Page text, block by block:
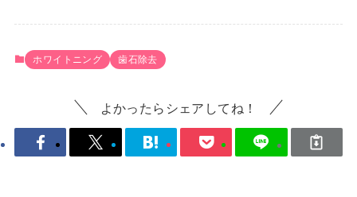
ホワイトニング 歯石除去
よかったらシェアしてね！